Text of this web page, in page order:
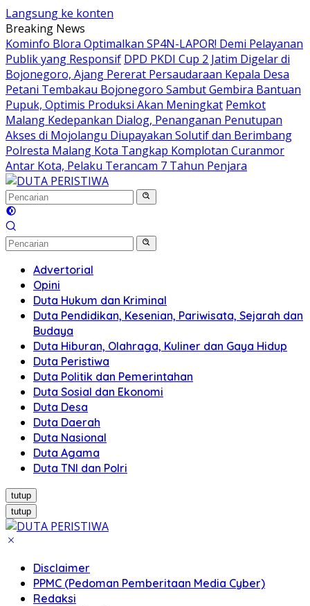
Langsung ke konten
Breaking News
Kominfo Blora Optimalkan SP4N-LAPOR! Demi Pelayanan
Publik yang Responsif DPD PKDI Cup 2 Jatim Digelar di
Bojonegoro, Ajang Pererat Persaudaraan Kepala Desa
Petani Tembakau Bojonegoro Sambut Gembira Bantuan
Pupuk, Optimis Produksi Akan Meningkat Pemkot
Malang Kedepankan Dialog, Penanganan Penutupan
Akses di Mojolangu Diupayakan Solutif dan Berimbang
Polresta Malang Kota Tangkap Komplotan Curanmor
Antar Kota, Pelaku Terancam 7 Tahun Penjara
Advertorial
Opini
Duta Hukum dan Kriminal
Duta Pendidikan, Kesenian, Pariwisata, Sejarah dan
Budaya
Duta Hiburan, Olahraga, Kuliner dan Gaya Hidup
Duta Peristiwa
Duta Politik dan Pemerintahan
Duta Sosial dan Ekonomi
Duta Desa
Duta Daerah
Duta Nasional
Duta Agama
Duta TNI dan Polri
tutup
tutup
Disclaimer
PPMC (Pedoman Pemberitaan Media Cyber)
Redaksi